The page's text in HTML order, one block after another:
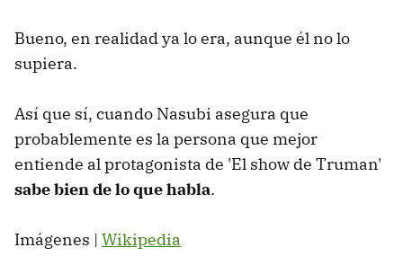
Bueno, en realidad ya lo era, aunque él no lo
supiera.
Así que sí, cuando Nasubi asegura que
probablemente es la persona que mejor
entiende al protagonista de 'El show de Truman'
sabe bien de lo que habla.
Imágenes | Wikipedia